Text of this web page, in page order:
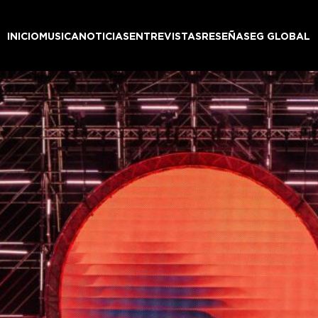
INICIOMUSICANOTICIASENTREVISTASRESEÑASEG GLOBAL